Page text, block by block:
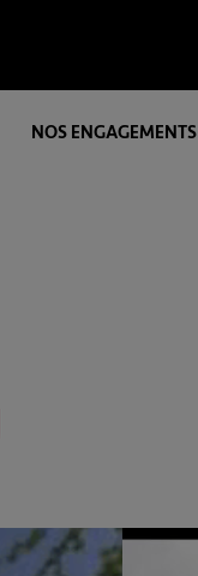
NOS ENGAGEMENTS